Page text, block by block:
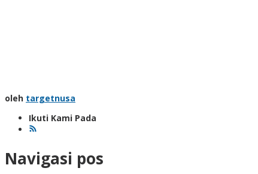
oleh targetnusa
Ikuti Kami Pada
Navigasi pos